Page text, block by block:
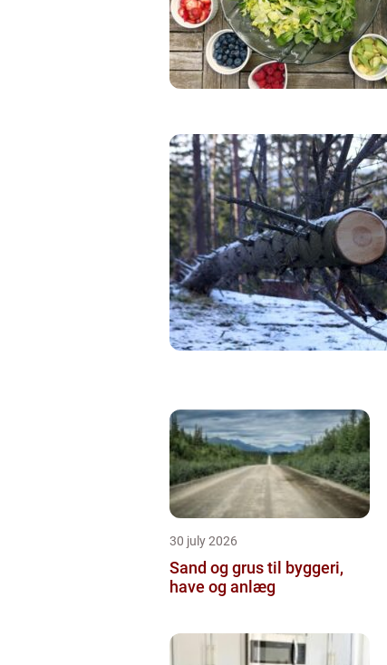
30 july 2026
Sand og grus til byggeri,
have og anlæg